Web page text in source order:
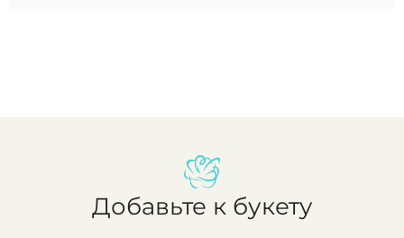
Добавьте к букету